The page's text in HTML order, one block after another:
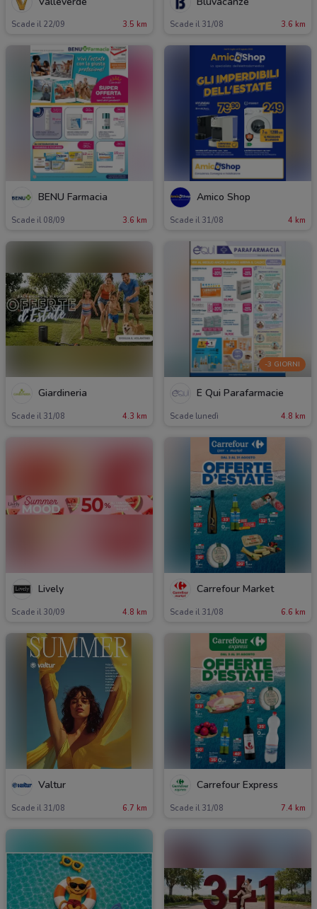
Scade il 22/09 3.5 km Scade il 31/08 3.6 km
BENU Farmacia
Scade il 08/09 3.6 km
Amico Shop
Scade il 31/08 4 km
Giardineria
Scade il 31/08 4.3 km
-3 GIORNI
É Qui Parafarmacie
Scade lunedì 4.8 km
Lively
Scade il 30/09 4.8 km
Carrefour Market
Scade il 31/08 6.6 km
Valtur
Scade il 31/08 6.7 km
Carrefour Express
Scade il 31/08 7.4 km